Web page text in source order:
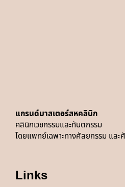
แกรนด์มาสเตอร์สหคลินิก
คลินิกเวชกรรมและทันตกรรม
โดยแพทย์เฉพาะทางศัลยกรรม แล
Links